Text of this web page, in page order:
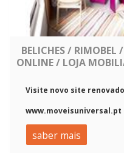
BELICHES / RIMOBEL
ONLINE / LOJA
Visite novo site renovado
www.moveisuniversal.pt
saber mais